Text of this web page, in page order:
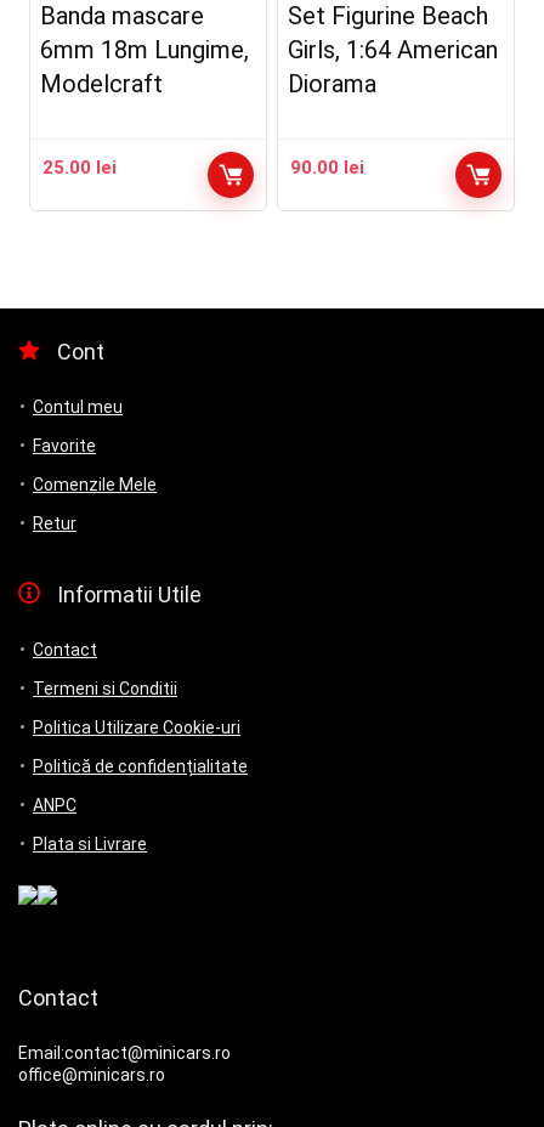
Banda mascare
6mm 18m Lungime,
Modelcraft
25.00 lei
Set Figurine Beach
Girls, 1:64 American
Diorama
90.00 lei
Cont
Contul meu
Favorite
Comenzile Mele
Retur
Informatii Utile
Contact
Termeni si Conditii
Politica Utilizare Cookie-uri
Politică de confidențialitate
ANPC
Plata si Livrare
Contact
Email:contact@minicars.ro
office@minicars.ro